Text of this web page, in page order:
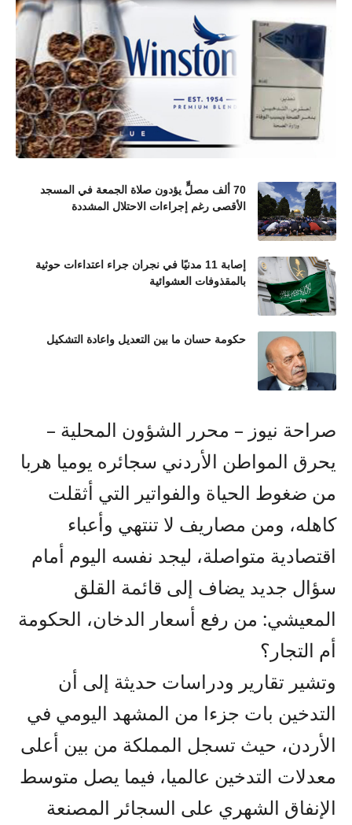
70 ألف مصلٍّ يؤدون صلاة الجمعة في المسجد
الأقصى رغم إجراءات الاحتلال المشددة
إصابة 11 مدنيًا في نجران جراء اعتداءات حوثية
بالمقذوفات العشوائية
حكومة حسان ما بين التعديل واعادة التشكيل
صراحة نيوز – محرر الشؤون المحلية –
يحرق المواطن الأردني سجائره يوميا هربا
من ضغوط الحياة والفواتير التي أثقلت
كاهله، ومن مصاريف لا تنتهي وأعباء
اقتصادية متواصلة، ليجد نفسه اليوم أمام
سؤال جديد يضاف إلى قائمة القلق
المعيشي: من رفع أسعار الدخان، الحكومة
أم التجار؟
وتشير تقارير ودراسات حديثة إلى أن
التدخين بات جزءا من المشهد اليومي في
الأردن، حيث تسجل المملكة من بين أعلى
معدلات التدخين عالميا، فيما يصل متوسط
الإنفاق الشهري على السجائر المصنعة